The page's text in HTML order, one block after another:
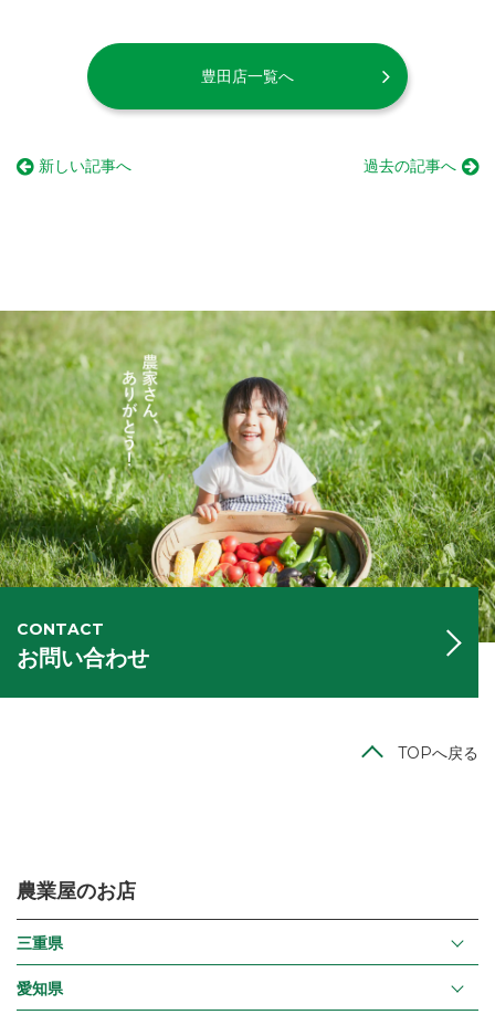
豊田店一覧へ
新しい記事へ 過去の記事へ
CONTACT
お問い合わせ
TOPへ戻る
農業屋のお店
三重県
愛知県